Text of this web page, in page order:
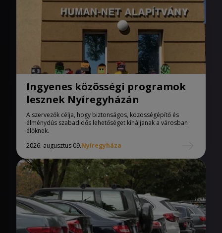
Ingyenes közösségi programok
lesznek Nyíregyházán
A szervezők célja, hogy biztonságos, közösségépítő és
élménydús szabadidős lehetőséget kínáljanak a városban
élőknek.
2026. augusztus 09.Nyíregyháza